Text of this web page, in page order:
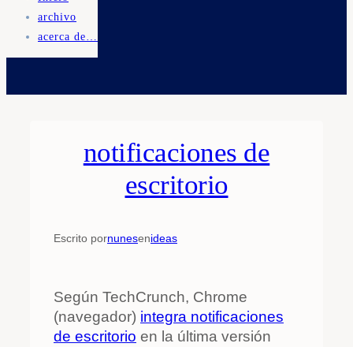
archivo
acerca de…
notificaciones de
escritorio
Escrito pornunesenideas
Según TechCrunch, Chrome
(navegador) integra notificaciones
de escritorio en la última versión